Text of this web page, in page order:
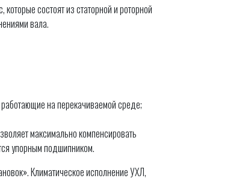
состоят из статорной и роторной
вала.
на перекачиваемой среде;
максимально компенсировать
упорным подшипником.
Климатическое исполнение УХЛ,